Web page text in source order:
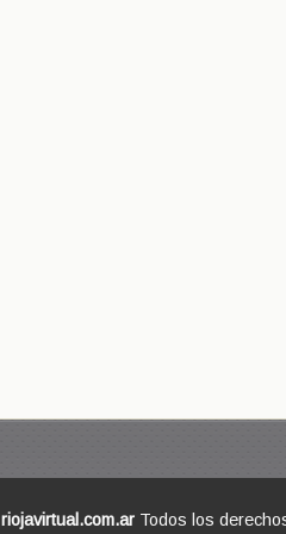
riojavirtual.com.ar Todos los